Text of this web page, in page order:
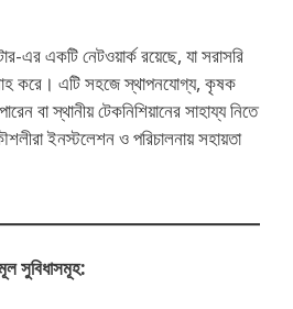
এর একটি নেটওয়ার্ক রয়েছে, যা সরাসরি
করে। এটি সহজে স্থাপনযোগ্য, কৃষক
বা স্থানীয় টেকনিশিয়ানের সাহায্য নিতে
ইনস্টলেশন ও পরিচালনায় সহায়তা
সুবিধাসমূহ: